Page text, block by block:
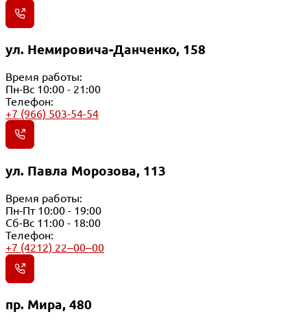
ул. Немировича-Данченко, 158
Время работы:
Пн-Вс 10:00 - 21:00
Телефон:
+7 (966) 503-54-54
ул. Павла Морозова, 113
Время работы:
Пн-Пт 10:00 - 19:00
Сб-Вс 11:00 - 18:00
Телефон:
+7 (4212) 22‒00‒00
пр. Мира, 480